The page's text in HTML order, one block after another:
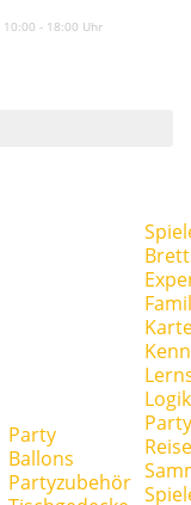
10:00 - 18:00 Uhr
Party
Ballons
Partyzubehör